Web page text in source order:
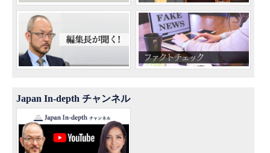
Japan In-depth チャンネル